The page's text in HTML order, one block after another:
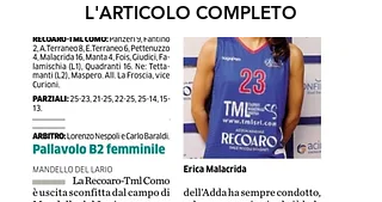
L'ARTICOLO COMPLETO